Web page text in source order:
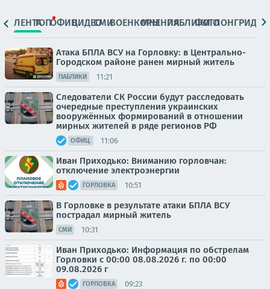
ЛЕНТАТОПОФИЦ.ВИДЕОСМИВОЕНКОРЫМНЕНИЯПАБЛИКИ
ФОТОЛОНГРИДЫ
Атака БПЛА ВСУ на Горловку: в Центрально-
Городском районе ранен мирный житель
ПАБЛИКИ 11:21
Следователи СК России будут расследовать
очередные преступления украинских
вооружённых формирований в отношении
мирных жителей в ряде регионов РФ
ОФИЦ. 11:06
Иван Приходько: Вниманию горловчан:
отключение электроэнергии
ГОРЛОВКА 10:51
В Горловке в результате атаки БПЛА ВСУ
пострадал мирный житель
СМИ 10:31
Иван Приходько: Информация по обстрелам
Горловки с 00:00 08.08.2026 г. по 00:00
09.08.2026 г
ГОРЛОВКА 09:23